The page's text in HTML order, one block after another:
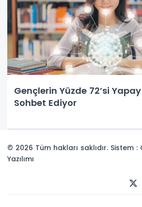
Gençlerin Yüzde 72’si
Sohbet Ediyor
© 2026 Tüm hakları saklıdır. Sistem :
Yazılımı